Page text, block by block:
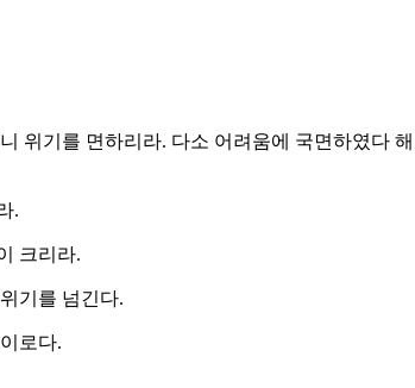
위기를 면하리라. 다소 어려움에 국면하였다
.
크리라.
기를 넘긴다.
로다.